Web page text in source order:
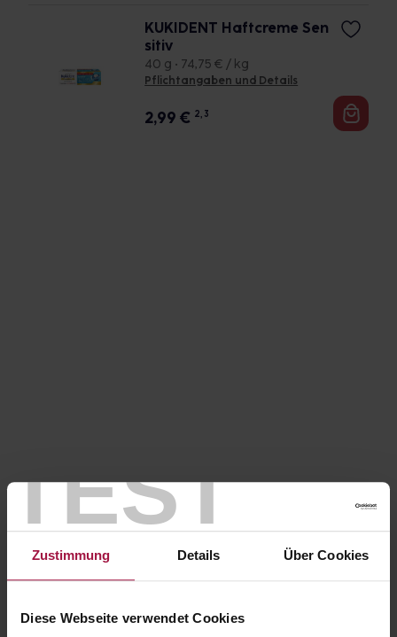
TEST
Zustimmung Details Über Cookies
Diese Webseite verwendet Cookies
KUKIDENT Haftcreme Sen
sitiv
40 g • 74,75 € / kg
Pflichtangaben und Details
2,99€ 2, 3